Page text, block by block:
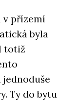
v přízemí
byla
totiž
Ty do bytu